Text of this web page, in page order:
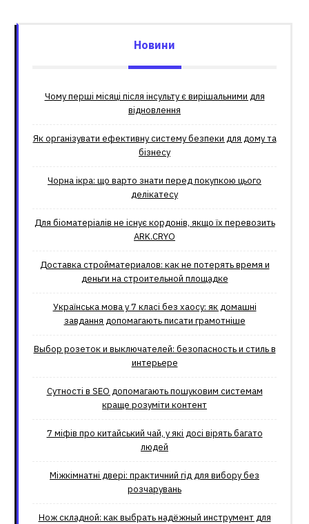
Новини
Чому перші місяці після інсульту є вирішальними для
відновлення
Як організувати ефективну систему безпеки для дому та
бізнесу
Чорна ікра: що варто знати перед покупкою цього
делікатесу
Для біоматеріалів не існує кордонів, якщо їх перевозить
ARK.CRYO
Доставка стройматериалов: как не потерять время и
деньги на строительной площадке
Українська мова у 7 класі без хаосу: як домашні
завдання допомагають писати грамотніше
Выбор розеток и выключателей: безопасность и стиль в
интерьере
Сутності в SEO допомагають пошуковим системам
краще розуміти контент
7 міфів про китайський чай, у які досі вірять багато
людей
Міжкімнатні двері: практичний гід для вибору без
розчарувань
Нож складной: как выбрать надёжный инструмент для